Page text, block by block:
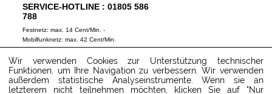
SERVICE-HOTLINE : 01805 586
788
Festnetz: max. 14 Cent/Min. -
Mobilfunknetz: max. 42 Cent/Min.
(Mo-Do 9-18 Uhr, Fr 9-16 Uhr)
ZUM SERVICECENTER
Wir verwenden Cookies zur Unterstützung technischer
Funktionen, um Ihre Navigation zu verbessern. Wir verwenden
außerdem statistische Analyseinstrumente. Wenn sie an
letzterem nicht teilnehmen möchten, klicken Sie auf "Nur